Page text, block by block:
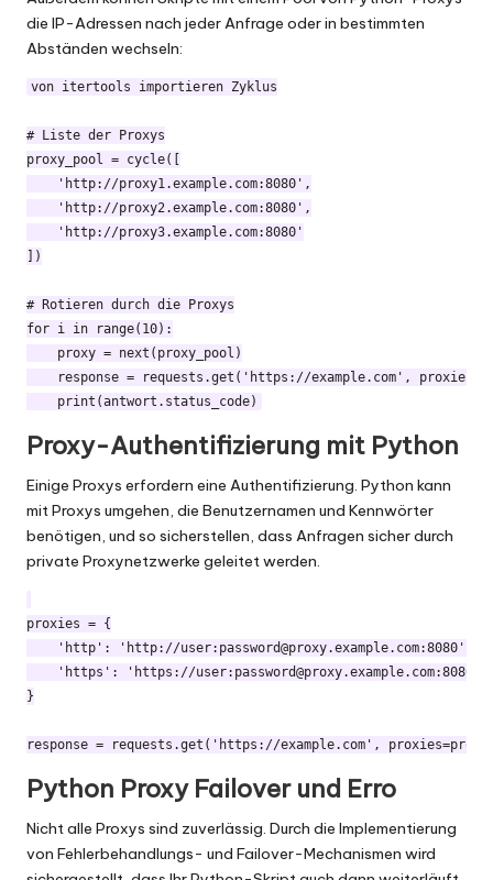
die IP-Adressen nach jeder Anfrage oder in bestimmten
Abständen wechseln:
von itertools importieren Zyklus
# Liste der Proxys
proxy_pool = cycle([
    'http://proxy1.example.com:8080',
    'http://proxy2.example.com:8080',
    'http://proxy3.example.com:8080'
])
# Rotieren durch die Proxys
for i in range(10):
    proxy = next(proxy_pool)
response = requests.get('https://example.com',
Proxy-Authentifizierung mit Python
Einige Proxys erfordern eine Authentifizierung. Python kann
mit Proxys umgehen, die Benutzernamen und Kennwörter
benötigen, und so sicherstellen, dass Anfragen sicher durch
private Proxynetzwerke geleitet werden.
proxies = {
    'http': 'http://user:
password@proxy.example.com:8080',
    'https': 'https://user:
password@proxy.example.com:8080'
}
Python Proxy Failover und Erro
Nicht alle Proxys sind zuverlässig. Durch die Implementierung
von Fehlerbehandlungs- und Failover-Mechanismen wird